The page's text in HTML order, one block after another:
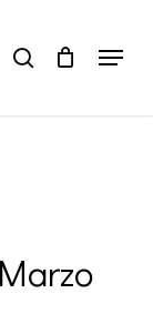
search Menu
Close